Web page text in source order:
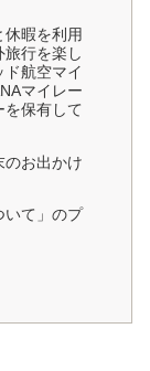
暇を利用
旅行を楽し
ド航空マイ
マイレー
を保有して
のお出かけ
いて」のプ